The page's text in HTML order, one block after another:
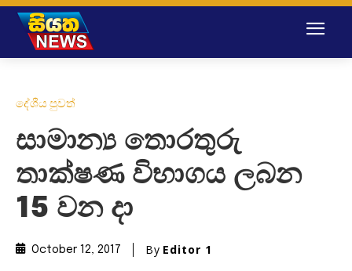
දේශීය පුවත්
සාමාන්‍ය තොරතුරු
තාක්ෂණ විභාගය ලබන
15 වන දා
October 12, 2017 By Editor 1